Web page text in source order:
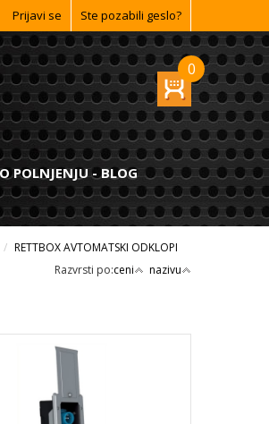
Prijavi se Ste pozabili geslo?
0
O POLNJENJU - BLOG
RETTBOX AVTOMATSKI ODKLOPI
Razvrsti po:ceni nazivu